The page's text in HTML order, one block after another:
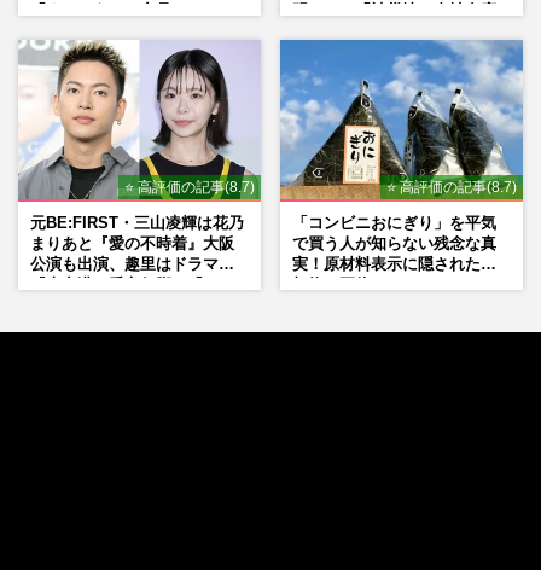
⭐ 高評価の記事(8.7)
元BE:FIRST・三山凌輝は花乃
まりあと『愛の不時着』大阪
公演も出演、趣里はドラマ
⭐ 高評価の記事(8.7)
「コンビニおにぎり」を平気
で買う人が知らない残念な真
実！原材料表示に隠された添